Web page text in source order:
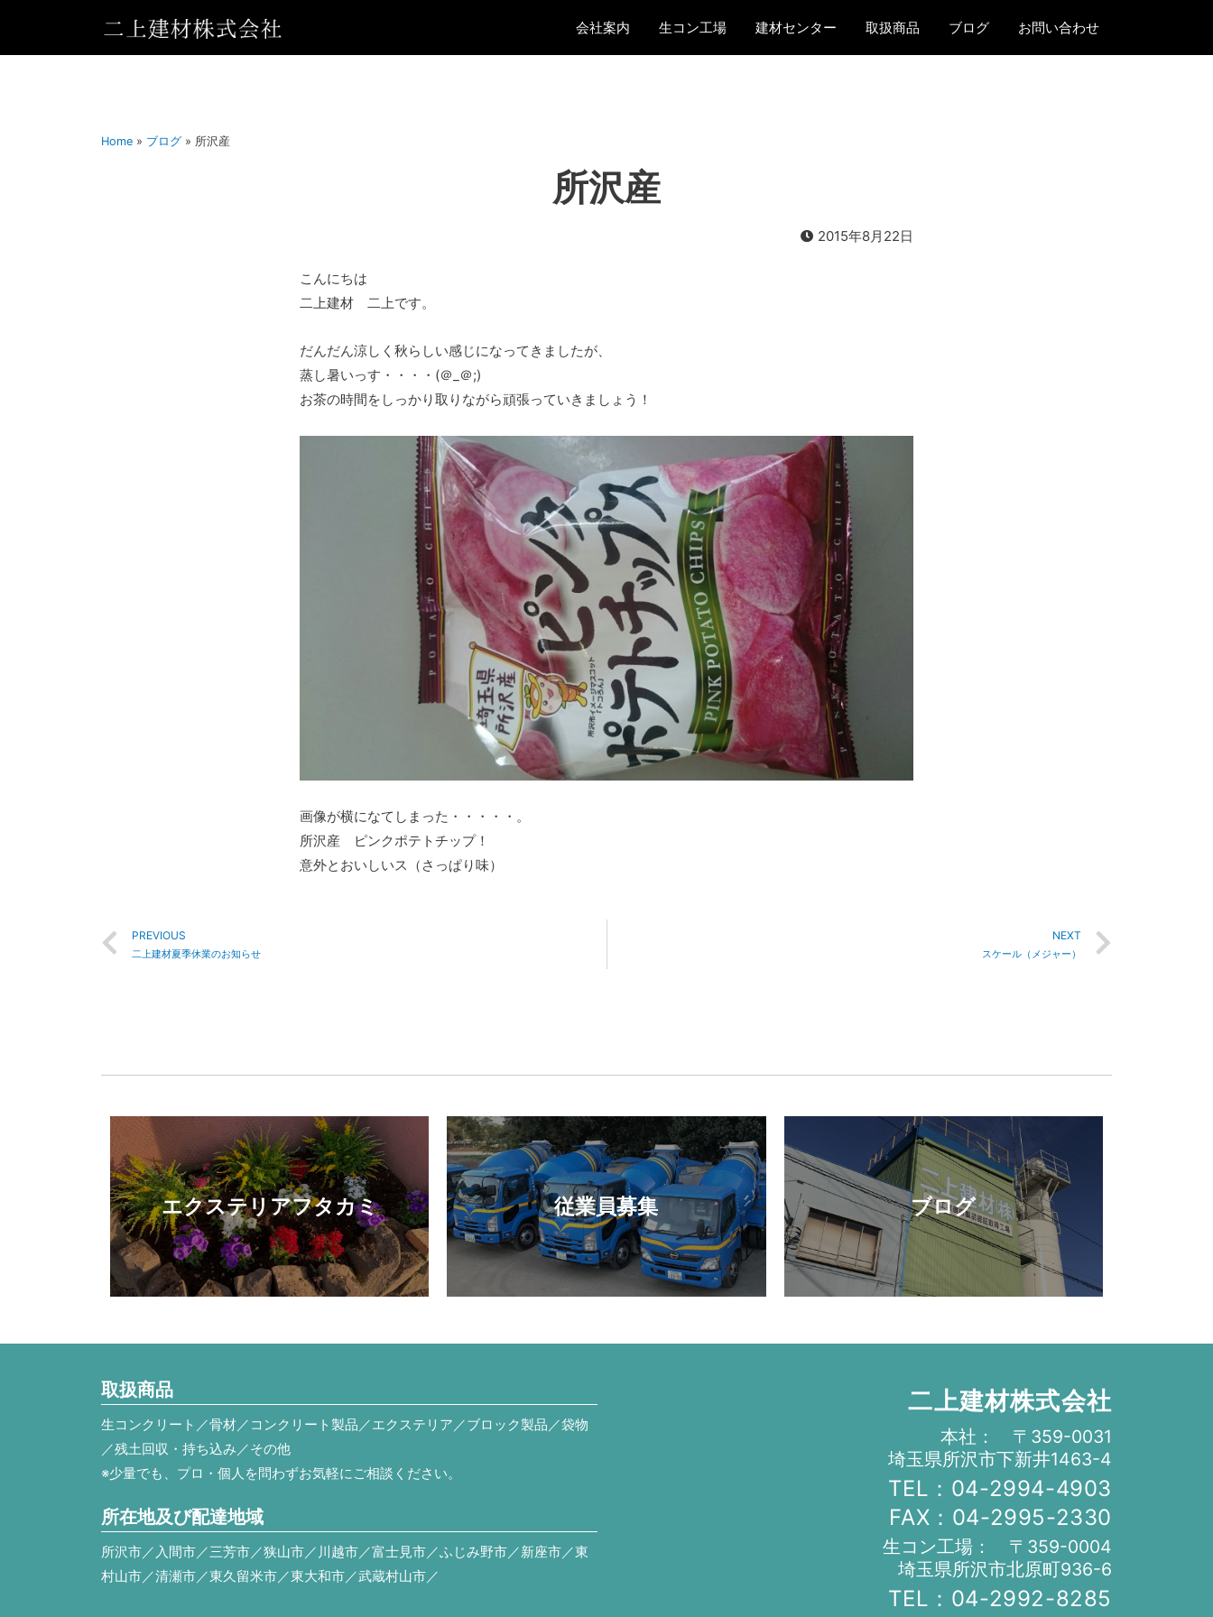
会社案内 生コン工場 建材センター 取扱商品 ブログ お問い合わせ
Home » ブログ » 所沢産
所沢産
2015年8月22日
こんにちは
二上建材 二上です。
だんだん涼しく秋らしい感じになってきましたが、
蒸し暑いっす・・・・(＠_＠;)
お茶の時間をしっかり取りながら頑張っていきましょう！
画像が横になてしまった・・・・・。
所沢産 ピンクポテトチップ！
意外とおいしいス（さっぱり味）
PREVIOUS
二上建材夏季休業のお知らせ
NEXT
スケール（メジャー）
エクステリアフタカミ 従業員募集 ブログ
取扱商品
生コンクリート／骨材／コンクリート製品／エクステリア／ブロック製品／袋物
／残土回収・持ち込み／その他
※少量でも、プロ・個人を問わずお気軽にご相談ください。
所在地及び配達地域
所沢市／入間市／三芳市／狭山市／川越市／富士見市／ふじみ野市／新座市／東
村山市／清瀬市／東久留米市／東大和市／武蔵村山市／
二上建材株式会社
本社： 〒359-0031
埼玉県所沢市下新井1463-4
TEL：04-2994-4903
FAX：04-2995-2330
生コン工場： 〒359-0004
埼玉県所沢市北原町936-6
TEL：04-2992-8285